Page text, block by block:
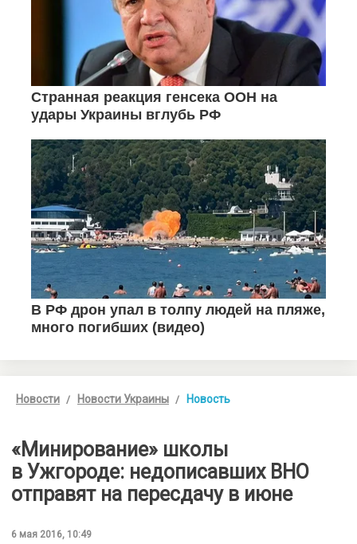
Новости Новости Украины Новость
«Минирование» школы
в Ужгороде: недописавших ВНО
отправят на пересдачу в июне
6 мая 2016, 10:49